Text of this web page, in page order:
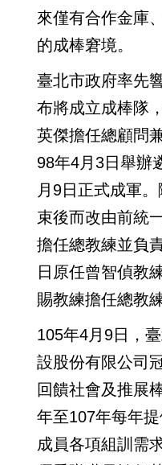
來僅有合作金庫
的成棒窘境。
臺北市政府率先
布將成立成棒隊
英傑擔任總顧問
98年4月3日舉辦
月9日正式成軍
束後而改由前統
擔任總教練並負
日原任曾智偵教
賜教練擔任總教
105年4月9日，
設股份有限公司
回饋社會及推展
年至107年每年
成員各項組訓需